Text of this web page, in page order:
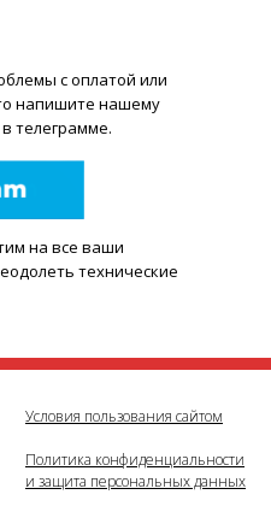
с оплатой или
напишите нашему
телеграмме.
на все ваши
технические
Условия пользования сайтом
Политика конфиденциальности
и защита персональных данных